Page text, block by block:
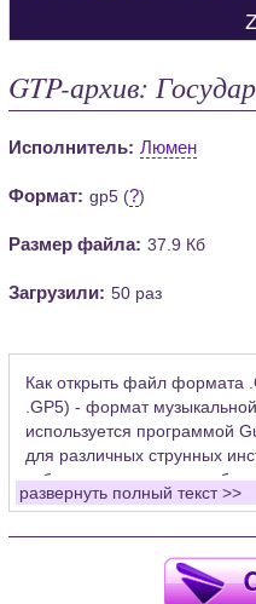
GTP-архив:
Исполнитель: Люмен
Формат: gp5 (?)
Размер файла: 37.9 Кб
Загрузили: 50 раз
Как открыть файл формата
.GP5) - формат
используется программой
для различных струнных
табулатуры для гитары,
применяется для создания
Для открытия нот этого
установить у себя на
развернуть полный текст >>